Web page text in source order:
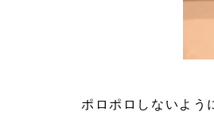
ポロポロしないよう